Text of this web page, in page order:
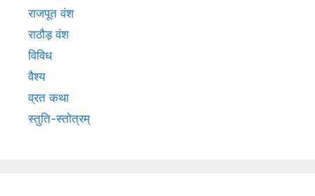
राजपूत वंश
राठौड़ वंश
विविध
वैश्य
व्रत कथा
स्तुति-स्तोत्रम्